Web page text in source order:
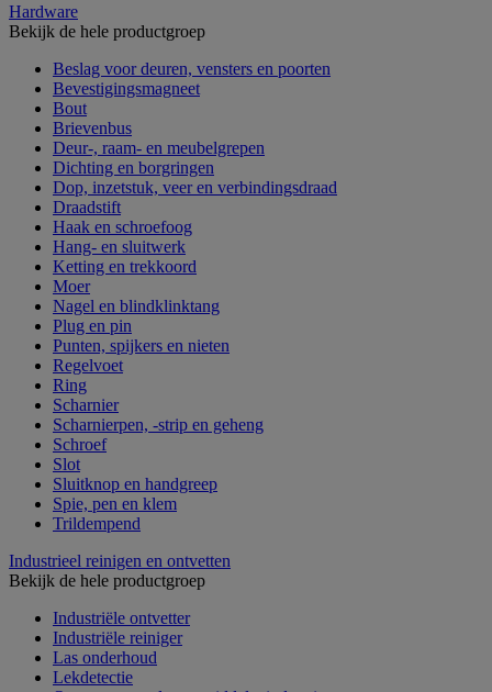
Hardware
Bekijk de hele productgroep
Beslag voor deuren, vensters en poorten
Bevestigingsmagneet
Bout
Brievenbus
Deur-, raam- en meubelgrepen
Dichting en borgringen
Dop, inzetstuk, veer en verbindingsdraad
Draadstift
Haak en schroefoog
Hang- en sluitwerk
Ketting en trekkoord
Moer
Nagel en blindklinktang
Plug en pin
Punten, spijkers en nieten
Regelvoet
Ring
Scharnier
Scharnierpen, -strip en geheng
Schroef
Slot
Sluitknop en handgreep
Spie, pen en klem
Trildempend
Industrieel reinigen en ontvetten
Bekijk de hele productgroep
Industriële ontvetter
Industriële reiniger
Las onderhoud
Lekdetectie